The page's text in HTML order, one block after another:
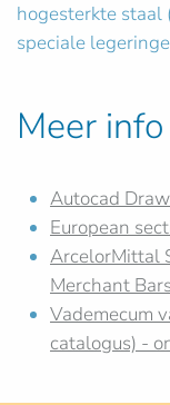
hogesterkte staal
speciale
Meer info
Autocad
European
ArcelorMittal
Merchant
Vademecum
catalogus) -